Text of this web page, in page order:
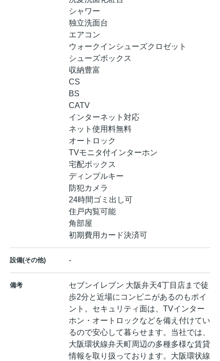
シャワー
独立洗面台
エアコン
ウォークインシューズクロゼット
シューズボックス
収納豊富
CS
BS
CATV
インターネット対応
ネット使用料無料
オートロック
TVモニタ付インターホン
宅配ボックス
ディンプルキー
防犯カメラ
24時間ゴミ出し可
住戸内覧可能
角部屋
初期費用カード決済可
設備(その他) -
備考
セブンイレブン 大阪弁天4丁目店まで徒
歩2分と近場にコンビニがあるのもポイ
ント。セキュリティ面は、TVインター
ホン・オートロックなどを備え付けてい
るので安心して暮らせます。当社では、
大阪環状線弁天町周辺の多種多様な賃貸
情報を取り扱っております。大阪環状線